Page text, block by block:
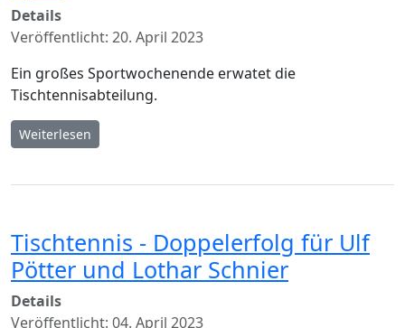
Details
Veröffentlicht: 20. April 2023
Ein großes Sportwochenende erwatet die
Tischtennisabteilung.
Weiterlesen
Tischtennis - Doppelerfolg für Ulf
Pötter und Lothar Schnier
Details
Veröffentlicht: 04. April 2023